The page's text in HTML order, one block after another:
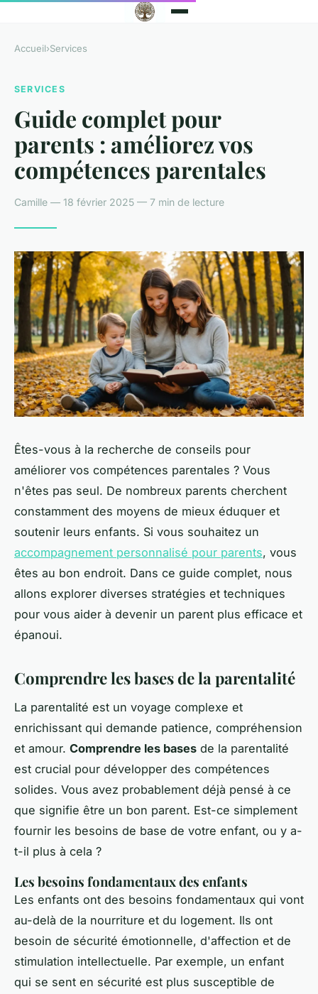
Accueil›Services
SERVICES
Guide complet pour
parents : améliorez vos
compétences parentales
Camille — 18 février 2025 — 7 min de lecture
Êtes-vous à la recherche de conseils pour
améliorer vos compétences parentales ? Vous
n'êtes pas seul. De nombreux parents cherchent
constamment des moyens de mieux éduquer et
soutenir leurs enfants. Si vous souhaitez un
accompagnement personnalisé pour parents, vous
êtes au bon endroit. Dans ce guide complet, nous
allons explorer diverses stratégies et techniques
pour vous aider à devenir un parent plus efficace et
épanoui.
Comprendre les bases de la parentalité
La parentalité est un voyage complexe et
enrichissant qui demande patience, compréhension
et amour. Comprendre les bases de la parentalité
est crucial pour développer des compétences
solides. Vous avez probablement déjà pensé à ce
que signifie être un bon parent. Est-ce simplement
fournir les besoins de base de votre enfant, ou y a-
t-il plus à cela ?
Les besoins fondamentaux des enfants
Les enfants ont des besoins fondamentaux qui vont
au-delà de la nourriture et du logement. Ils ont
besoin de sécurité émotionnelle, d'affection et de
stimulation intellectuelle. Par exemple, un enfant
qui se sent en sécurité est plus susceptible de